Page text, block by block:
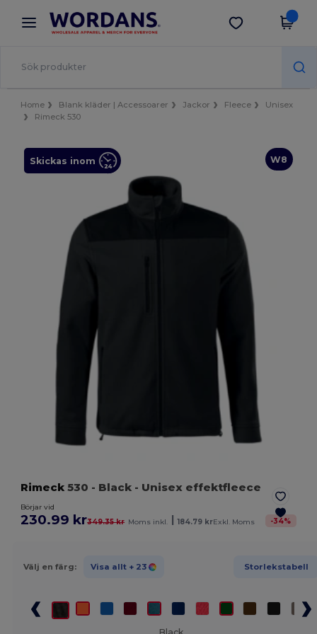
× Wordans-app
Bättre priser i appen!
Hämta app
Home Blank kläder | Accessoarer Jackor Fleece
Unisex
Rimeck 530
W8
Skickas inom
Rimeck 530 - Black - Unisex effektfleece
Börjar vid
230.99 kr349.35 kr Moms inkl. 184.79 krExkl. Moms -34%
Välj en färg: Visa allt + 23 Storlekstabell